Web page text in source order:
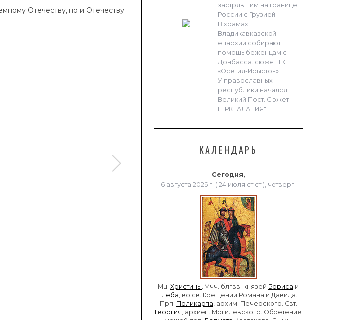
застрявшим на границе
России с Грузией
В храмах
Владикавказской
епархии собирают
помощь беженцам с
Донбасса. сюжет ТК
«Осетия-Ирыстон»
У православных
республики начался
Великий Пост. Сюжет
ГТРК "АЛАНИЯ"
КАЛЕНДАРЬ
Сегодня,
6 августа 2026 г. ( 24 июля ст.ст.), четверг.
Мц. Христины . Мчч. блгвв. князей Бориса и
Глеба , во св. Крещении Романа и Давида.
Прп. Поликарпа , архим. Печерского. Свт.
Георгия , архиеп. Могилевского. Обретение
Отечеству, но и Отечеству